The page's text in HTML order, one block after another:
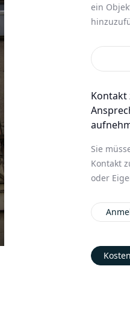
ein
Kontakt
Sie
Kontakt
oder